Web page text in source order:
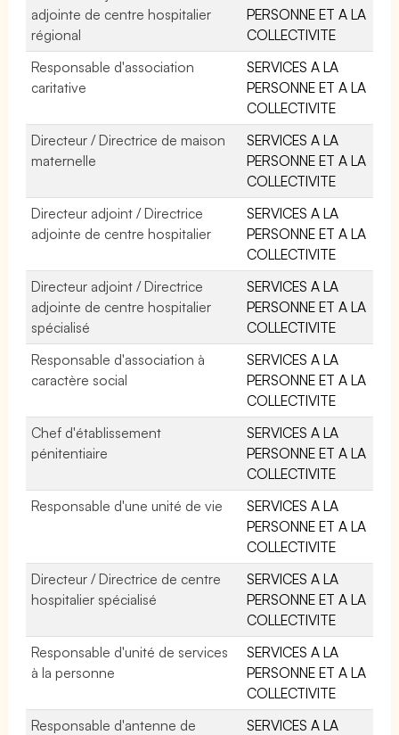
adjointe de centre hospitalier
régional
PERSONNE ET A LA
COLLECTIVITE
Responsable d'association
caritative
SERVICES A LA
PERSONNE ET A LA
COLLECTIVITE
Directeur / Directrice de maison
maternelle
SERVICES A LA
PERSONNE ET A LA
COLLECTIVITE
Directeur adjoint / Directrice
adjointe de centre hospitalier
SERVICES A LA
PERSONNE ET A LA
COLLECTIVITE
Directeur adjoint / Directrice
adjointe de centre hospitalier
spécialisé
SERVICES A LA
PERSONNE ET A LA
COLLECTIVITE
Responsable d'association à
caractère social
SERVICES A LA
PERSONNE ET A LA
COLLECTIVITE
Chef d'établissement
pénitentiaire
SERVICES A LA
PERSONNE ET A LA
COLLECTIVITE
Responsable d'une unité de vie
SERVICES A LA
PERSONNE ET A LA
COLLECTIVITE
Directeur / Directrice de centre
hospitalier spécialisé
SERVICES A LA
PERSONNE ET A LA
COLLECTIVITE
Responsable d'unité de services
à la personne
SERVICES A LA
PERSONNE ET A LA
COLLECTIVITE
Responsable d'antenne de
SERVICES A LA